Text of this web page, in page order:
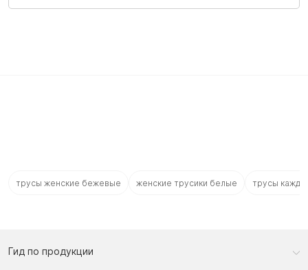
трусы женские бежевые женские трусики белые трусы
Гид по продукции